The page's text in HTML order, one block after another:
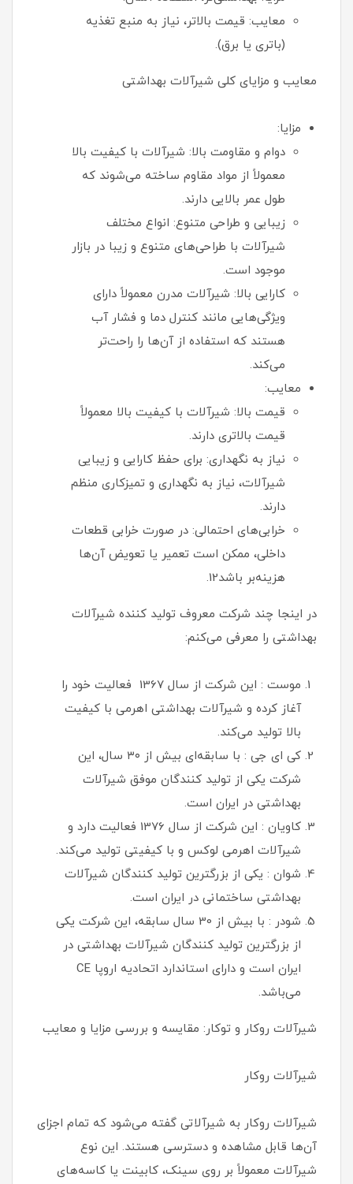
معایب: قیمت بالاتر، نیاز به منبع تغذیه
(باتری یا برق).
معایب و مزایای کلی شیرآلات بهداشتی
مزایا:
دوام و مقاومت بالا: شیرآلات با کیفیت بالا
معمولاً از مواد مقاوم ساخته می‌شوند که
طول عمر بالایی دارند.
زیبایی و طراحی متنوع: انواع مختلف
شیرآلات با طراحی‌های متنوع و زیبا در بازار
موجود است.
کارایی بالا: شیرآلات مدرن معمولاً دارای
ویژگی‌هایی مانند کنترل دما و فشار آب
هستند که استفاده از آن‌ها را راحت‌تر
می‌کند.
معایب:
قیمت بالا: شیرآلات با کیفیت بالا معمولاً
قیمت بالاتری دارند.
نیاز به نگهداری: برای حفظ کارایی و زیبایی
شیرآلات، نیاز به نگهداری و تمیزکاری منظم
دارند.
خرابی‌های احتمالی: در صورت خرابی قطعات
داخلی، ممکن است تعمیر یا تعویض آن‌ها
هزینه‌بر باشد12.
در اینجا چند شرکت معروف تولید کننده شیرآلات
بهداشتی را معرفی می‌کنم:
موست : این شرکت از سال 1367 فعالیت خود را
آغاز کرده و شیرآلات بهداشتی اهرمی با کیفیت
بالا تولید می‌کند.
کی ای جی : با سابقه‌ای بیش از ۳۰ سال، این
شرکت یکی از تولید کنندگان موفق شیرآلات
بهداشتی در ایران است.
کاویان : این شرکت از سال 1376 فعالیت دارد و
شیرآلات اهرمی لوکس و با کیفیتی تولید می‌کند.
شوان : یکی از بزرگترین تولید کنندگان شیرآلات
بهداشتی ساختمانی در ایران است.
شودر : با بیش از 30 سال سابقه، این شرکت یکی
از بزرگترین تولید کنندگان شیرآلات بهداشتی در
ایران است و دارای استاندارد اتحادیه اروپا CE
می‌باشد.
شیرآلات روکار و توکار: مقایسه و بررسی مزایا و معایب
شیرآلات روکار
شیرآلات روکار به شیرآلاتی گفته می‌شود که تمام اجزای
آن‌ها قابل مشاهده و دسترسی هستند. این نوع
شیرآلات معمولاً بر روی سینک، کابینت یا کاسه‌های